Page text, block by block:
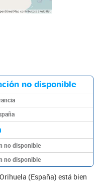
no disponible
no disponible
no disponible
(España) está bien